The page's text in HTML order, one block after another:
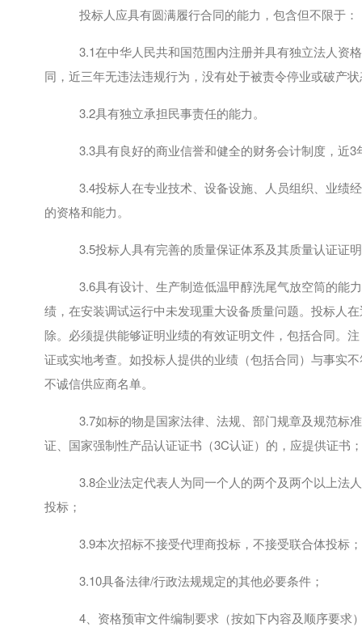
投标人应具有圆满履行合同的能力，包含但不限于：
3.1在中华人民共和国范围内注册并具有独立法人资
同，近三年无违法违规行为，没有处于被责令停业或破产
3.2具有独立承担民事责任的能力。
3.3具有良好的商业信誉和健全的财务会计制度，近3
3.4投标人在专业技术、设备设施、人员组织、业绩
的资格和能力。
3.5投标人具有完善的质量保证体系及其质量认证证
3.6具有设计、生产制造低温甲醇洗尾气放空筒的能
绩，在安装调试运行中未发现重大设备质量问题。投标人
除。必须提供能够证明业绩的有效证明文件，包括合同。
证或实地考查。如投标人提供的业绩（包括合同）与事实
不诚信供应商名单。
3.7如标的物是国家法律、法规、部门规章及规范标
证、国家强制性产品认证证书（3C认证）的，应提供证书；
3.8企业法定代表人为同一个人的两个及两个以上法
投标；
3.9本次招标不接受代理商投标，不接受联合体投标；
3.10具备法律/行政法规规定的其他必要条件；
4、资格预审文件编制要求（按如下内容及顺序要求